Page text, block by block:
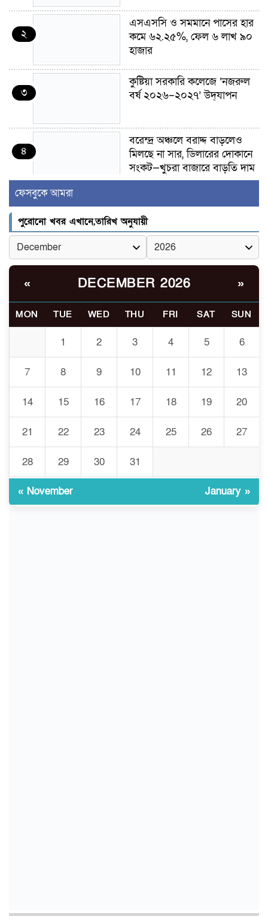
২
এসএসসি ও সমমানে পাসের হার
কমে ৬২.২৫%, ফেল ৬ লাখ ৯০
হাজার
৩
কুষ্টিয়া সরকারি কলেজে ‘নজরুল
বর্ষ ২০২৬–২০২৭’ উদ্‌যাপন
৪
বরেন্দ্র অঞ্চলে বরাদ্দ বাড়লেও
মিলছে না সার, ডিলারের দোকানে
সংকট—খুচরা বাজারে বাড়তি দাম
৫
ল্যান্ডমাইন, ৫ টুলবক্স; এলাকায়
চাঞ্চল্য
৬
গাংনী সীমান্তে নারী-পুরুষসহ ৫
বিএসএফের, বিজিবির প্রতিরোধে
ব্যর্থ
ইবির জুলাই-৩৬ হলে
রুমমেটদের গোপন ছবি প্রেমিকের
কাছে পাঠানোর অভিযোগ, ক্ষোভ
ও আতঙ্ক শিক্ষার্থীদের
৮
র‍্যাব বিলুপ্ত হয়ে এসআরবি,
থাকছে নাগরিক অভিযোগের নতুন
৯
খোকসায় বিএনপি নেতা নাফিজ
আহমেদ রাজুর ওপর সশস্ত্র হামলা,
গুরুতর আহত
ফেসবুকে আমরা
পুরোনো খবর এখানে,তারিখ অনুযায়ী
« DECEMBER 2026 »
MON TUE WED THU FRI SAT SUN
1 2 3 4 5 6
7 8 9 10 11 12 13
14 15 16 17 18 19 20
21 22 23 24 25 26 27
28 29 30 31
« November January »